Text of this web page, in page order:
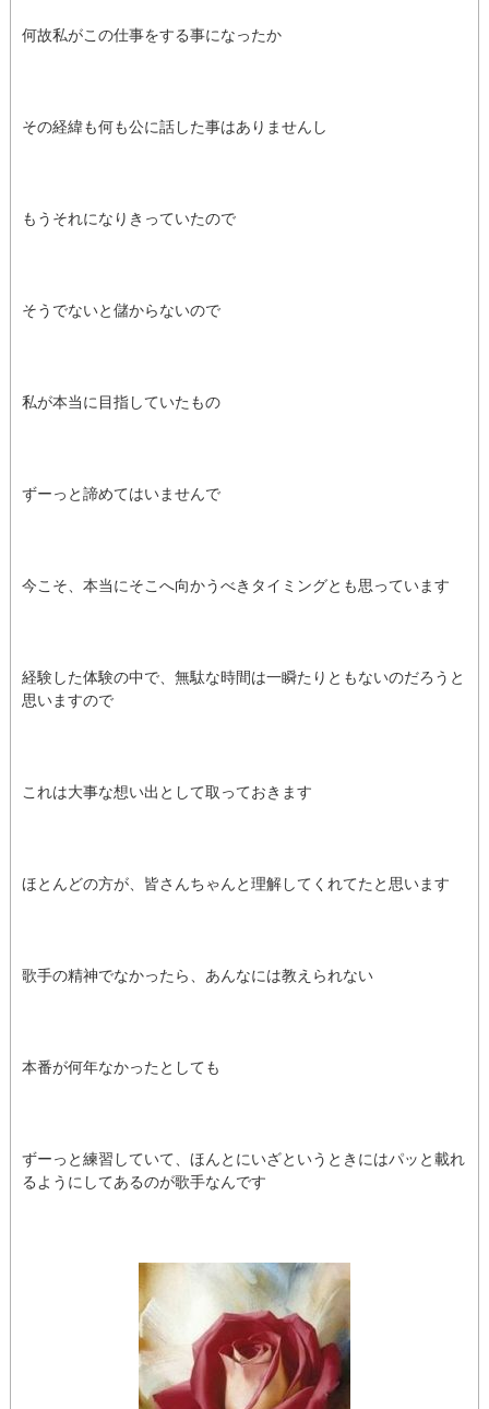
何故私がこの仕事をする事になったか
その経緯も何も公に話した事はありませんし
もうそれになりきっていたので
そうでないと儲からないので
私が本当に目指していたもの
ずーっと諦めてはいませんで
今こそ、本当にそこへ向かうべきタイミングとも思っています
経験した体験の中で、無駄な時間は一瞬たりともないのだろうと
思いますので
これは大事な想い出として取っておきます
ほとんどの方が、皆さんちゃんと理解してくれてたと思います
歌手の精神でなかったら、あんなには教えられない
本番が何年なかったとしても
ずーっと練習していて、ほんとにいざというときにはパッと載れ
るようにしてあるのが歌手なんです